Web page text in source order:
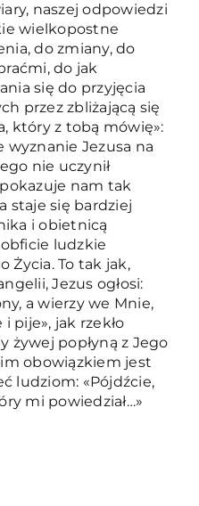
naszej odpowiedzi
wielkopostne
do zmiany, do
do jak
się do przyjęcia
przez zbliżającą się
który z tobą mówię»:
Jezusa na
nie uczynił
nam tak
staje się bardziej
i obietnicą
ludzkie
Życia. To tak jak,
Jezus ogłosi:
a wierzy we Mnie,
pije», jak rzekło
żywej popłyną z Jego
obowiązkiem jest
ludziom: «Pójdźcie,
mi powiedział…»